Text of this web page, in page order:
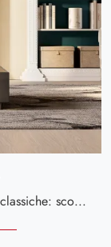
Librerie a muro iper funzionali per stanze classiche: scopri di più sul modello Atelier 2083|2084 della firma Andrea Fanfani!